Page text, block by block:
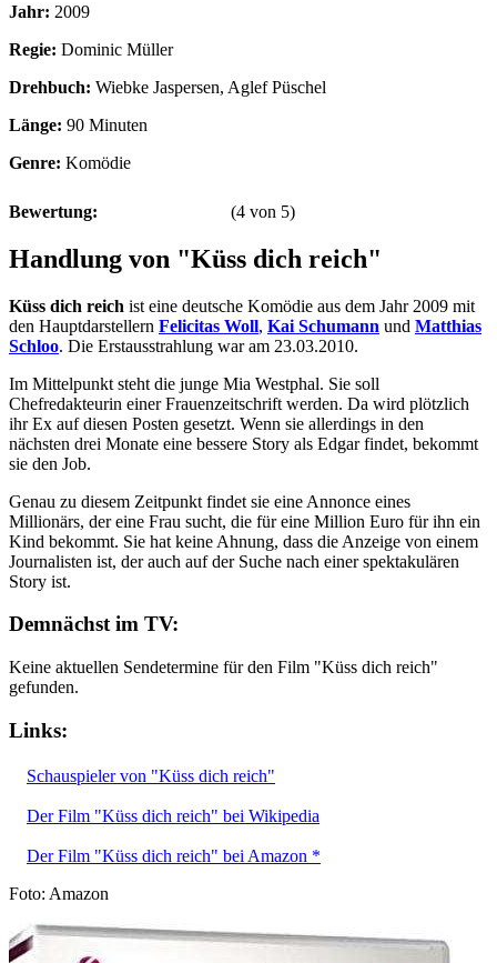
Jahr: 2009
Regie: Dominic Müller
Drehbuch: Wiebke Jaspersen, Aglef Püschel
Länge: 90 Minuten
Genre: Komödie
Bewertung: (4 von 5)
Handlung von "Küss dich reich"
Küss dich reich ist eine deutsche Komödie aus dem Jahr 2009 mit
den Hauptdarstellern Felicitas Woll, Kai Schumann und Matthias
Schloo. Die Erstausstrahlung war am 23.03.2010.
Im Mittelpunkt steht die junge Mia Westphal. Sie soll
Chefredakteurin einer Frauenzeitschrift werden. Da wird plötzlich
ihr Ex auf diesen Posten gesetzt. Wenn sie allerdings in den
nächsten drei Monate eine bessere Story als Edgar findet, bekommt
sie den Job.
Genau zu diesem Zeitpunkt findet sie eine Annonce eines
Millionärs, der eine Frau sucht, die für eine Million Euro für ihn ein
Kind bekommt. Sie hat keine Ahnung, dass die Anzeige von einem
Journalisten ist, der auch auf der Suche nach einer spektakulären
Story ist.
Demnächst im TV:
Keine aktuellen Sendetermine für den Film "Küss dich reich"
gefunden.
Links:
Schauspieler von "Küss dich reich"
Der Film "Küss dich reich" bei Wikipedia
Der Film "Küss dich reich" bei Amazon *
Foto: Amazon